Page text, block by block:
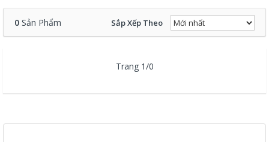
0 Sản Phẩm Sắp Xếp Theo
Trang 1/0